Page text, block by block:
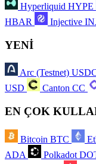
Hyperliquid HYPE
HBAR
Injective
YENİ
Arc (Testnet)
USD
Canton CC
EN ÇOK
Bitcoin BTC
ADA
Polkadot